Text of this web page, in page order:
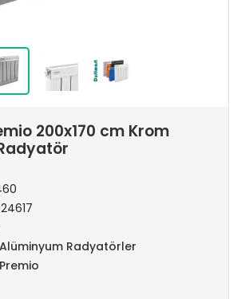
200x170 cm Krom
Radyatörler
Premio